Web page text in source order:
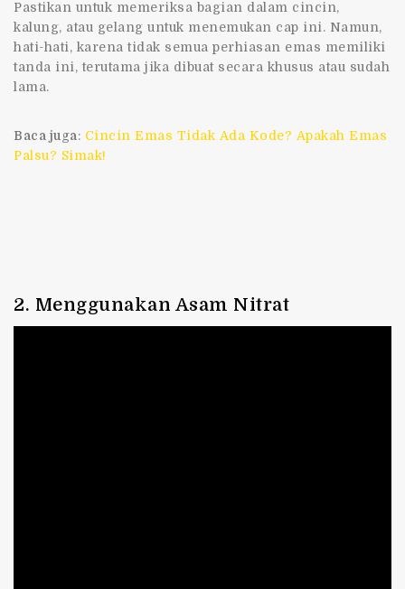
Pastikan untuk memeriksa bagian dalam cincin,
kalung, atau gelang untuk menemukan cap ini. Namun,
hati-hati, karena tidak semua perhiasan emas memiliki
tanda ini, terutama jika dibuat secara khusus atau sudah
lama.
Baca juga: Cincin Emas Tidak Ada Kode? Apakah Emas
Palsu? Simak!
2. Menggunakan Asam Nitrat